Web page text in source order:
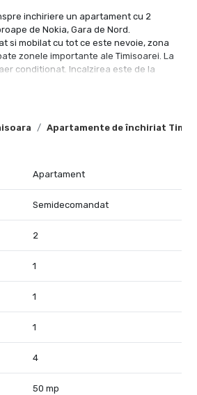
Apartamente de închiriat
inchiriere un apartament cu 2
de Nokia, Gara de Nord.
si mobilat cu tot ce este nevoie, zona
zonele importante ale Timisoarei. La
conditionat. Incalzirea este de la
Apartament
Semidecomandat
2
1
1
1
4
50 mp